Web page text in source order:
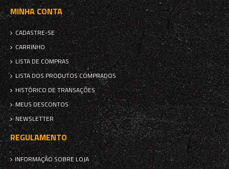
MINHA CONTA
CADASTRE-SE
CARRINHO
LISTA DE COMPRAS
LISTA DOS PRODUTOS COMPRADOS
HISTÓRICO DE TRANSAÇÕES
MEUS DESCONTOS
NEWSLETTER
REGULAMENTO
INFORMAÇÃO SOBRE LOJA